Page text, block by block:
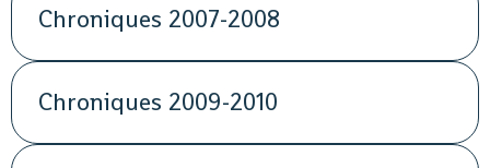
Chroniques 2007-2008
Chroniques 2009-2010